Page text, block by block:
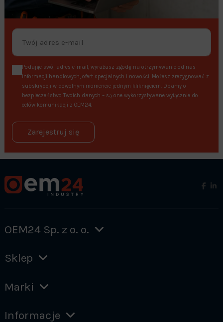
Podając swój adres e-mail, wyrażasz zgodę na otrzymywanie od nas
informacji handlowych, ofert specjalnych i nowości. Możesz zrezygnować z
subskrypcji w dowolnym momencie jednym kliknięciem. Dbamy o
bezpieczeństwo Twoich danych – są one wykorzystywane wyłącznie do
celów komunikacji z OEM24.
Zarejestruj się
OEM24 Sp. z o. o.
Sklep
Marki
Informacje